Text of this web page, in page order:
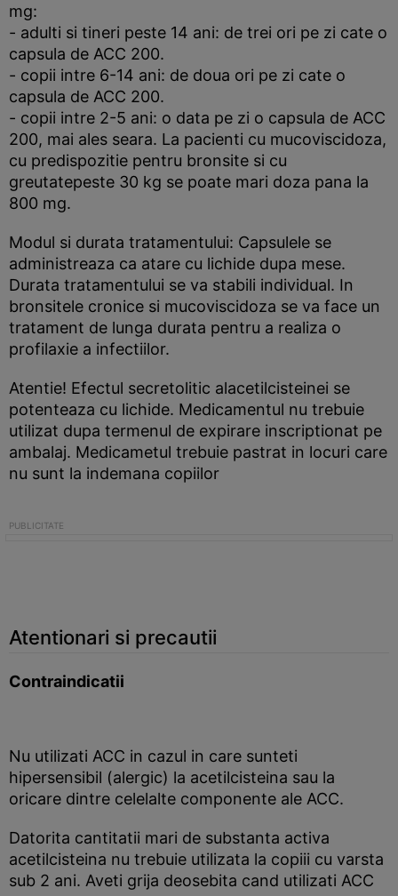
mg:
- adulti si tineri peste 14 ani: de trei ori pe zi cate o
capsula de ACC 200.
- copii intre 6-14 ani: de doua ori pe zi cate o
capsula de ACC 200.
- copii intre 2-5 ani: o data pe zi o capsula de ACC
200, mai ales seara. La pacienti cu mucoviscidoza,
cu predispozitie pentru bronsite si cu
greutatepeste 30 kg se poate mari doza pana la
800 mg.
Modul si durata tratamentului: Capsulele se
administreaza ca atare cu lichide dupa mese.
Durata tratamentului se va stabili individual. In
bronsitele cronice si mucoviscidoza se va face un
tratament de lunga durata pentru a realiza o
profilaxie a infectiilor.
Atentie! Efectul secretolitic alacetilcisteinei se
potenteaza cu lichide. Medicamentul nu trebuie
utilizat dupa termenul de expirare inscriptionat pe
ambalaj. Medicametul trebuie pastrat in locuri care
nu sunt la indemana copiilor
Atentionari si precautii
Contraindicatii
Nu utilizati ACC in cazul in care sunteti
hipersensibil (alergic) la acetilcisteina sau la
oricare dintre celelalte componente ale ACC.
Datorita cantitatii mari de substanta activa
acetilcisteina nu trebuie utilizata la copiii cu varsta
sub 2 ani. Aveti grija deosebita cand utilizati ACC